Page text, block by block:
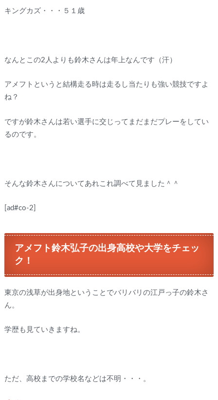
キングカズ・・・５１歳
なんとこの2人よりも鈴木さんは年上なんです（汗）
アメフトというと結構走る時は走るし当たりも強い競技ですよ
ね？
ですが鈴木さんは若い選手に交じってまだまだプレーをしてい
るのです。
そんな鈴木さんについてあれこれ調べて見ました＾＾
[ad#co-2]
アメフト鈴木弘子の出身高校や大学をチェッ
ク！
東京の浅草が出身地ということでバリバリの江戸っ子の鈴木さ
ん。
学歴も見ていきますね。
ただ、高校までの学校名などは不明・・・。